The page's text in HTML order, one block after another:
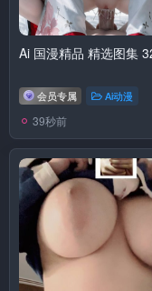
Ai 国漫精品 精选图集
会员专属 Ai动漫
39秒前